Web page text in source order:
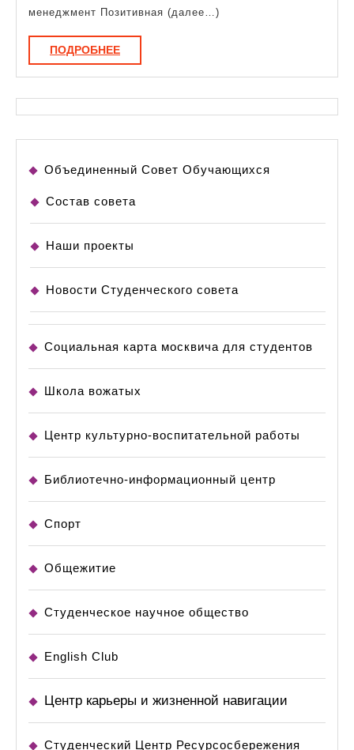
воспитания
личности
менеджмент Позитивная (далее…)
ПОДРОБНЕЕПОДРОБНЕЕ
Объединенный Совет Обучающихся
Состав совета
Наши проекты
Новости Студенческого совета
Социальная карта москвича для студентов
Школа вожатых
Центр культурно-воспитательной работы
Библиотечно-информационный центр
Спорт
Общежитие
Студенческое научное общество
English Club
Центр карьеры и жизненной навигации
Студенческий Центр Ресурсосбережения